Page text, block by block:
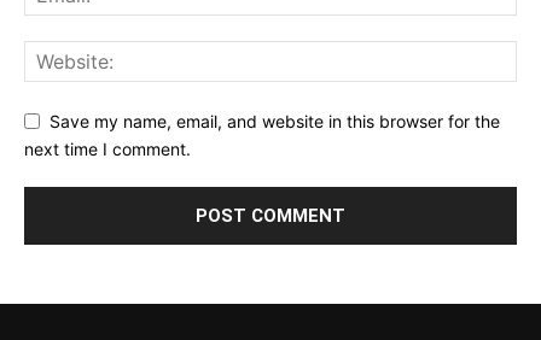
Save my name, email, and website in this browser for the
next time I comment.